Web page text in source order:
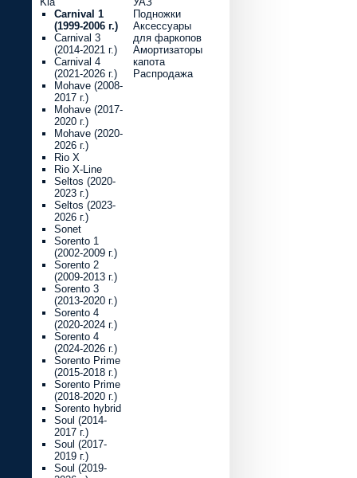
Carnival 1
(1999-2006 г.)
Carnival 3
(2014-2021 г.)
Carnival 4
(2021-2026 г.)
Mohave (2008-
2017 г.)
Mohave (2017-
2020 г.)
Mohave (2020-
2026 г.)
Rio X
Rio X-Line
Seltos (2020-
2023 г.)
Seltos (2023-
2026 г.)
Sonet
Sorento 1
(2002-2009 г.)
Sorento 2
(2009-2013 г.)
Sorento 3
(2013-2020 г.)
Sorento 4
(2020-2024 г.)
Sorento 4
(2024-2026 г.)
Sorento Prime
(2015-2018 г.)
Sorento Prime
(2018-2020 г.)
Sorento hybrid
Soul (2014-
2017 г.)
Soul (2017-
2019 г.)
Soul (2019-
Подножки
Аксессуары
для фаркопов
Амортизаторы
капота
Распродажа